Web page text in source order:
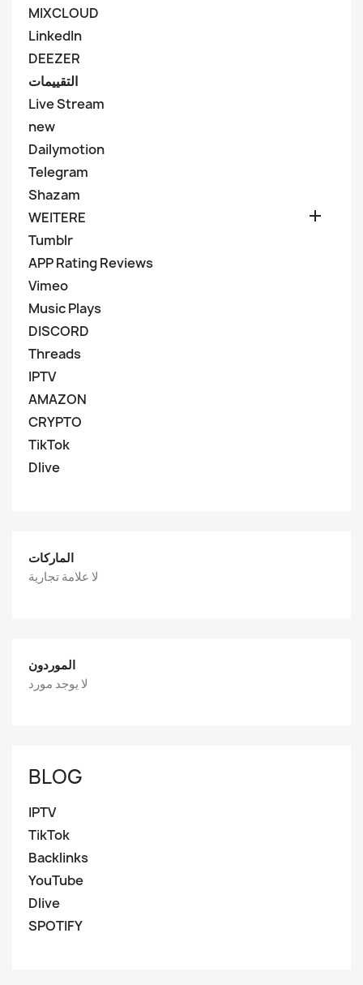
MIXCLOUD
LinkedIn
DEEZER
التقييمات
Live Stream
new
Dailymotion
Telegram
Shazam
WEITERE

Tumblr
APP Rating Reviews
Vimeo
Music Plays
DISCORD
Threads
IPTV
AMAZON
CRYPTO
TikTok
Dlive
الماركات
لا علامة تجارية
الموردون
لا يوجد مورد
BLOG
IPTV
TikTok
Backlinks
YouTube
Dlive
SPOTIFY